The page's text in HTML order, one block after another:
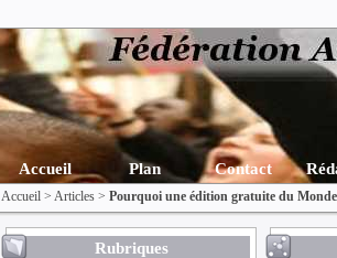
Accueil Plan Contact
Accueil >Articles >Pourquoi une édition gratuite du
Rubriques